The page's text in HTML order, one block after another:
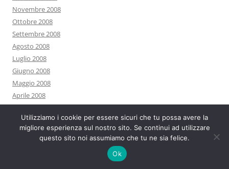
Novembre 2008
Ottobre 2008
Settembre 2008
Agosto 2008
Luglio 2008
Giugno 2008
Maggio 2008
Aprile 2008
Febbraio 2008
Gennaio 2008
Dicembre 2007
Utilizziamo i cookie per essere sicuri che tu possa avere la
migliore esperienza sul nostro sito. Se continui ad utilizzare
questo sito noi assumiamo che tu ne sia felice.
Ok